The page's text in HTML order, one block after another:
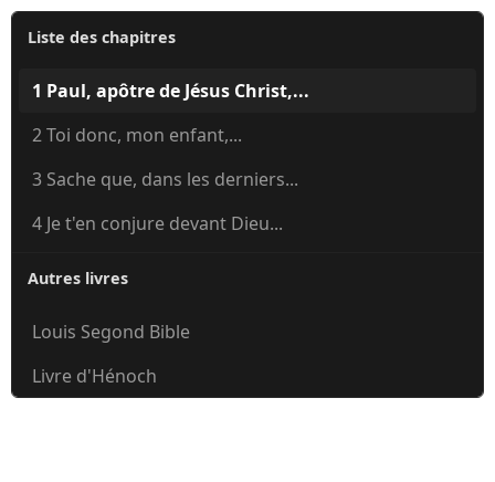
Liste des chapitres
1 Paul, apôtre de Jésus Christ,...
2 Toi donc, mon enfant,...
3 Sache que, dans les derniers...
4 Je t'en conjure devant Dieu...
Autres livres
Louis Segond Bible
Livre d'Hénoch